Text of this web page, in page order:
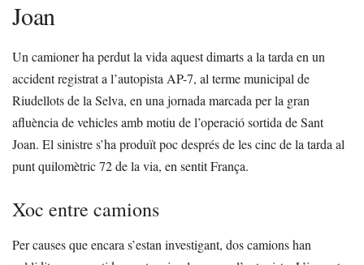
Joan
Un camioner ha perdut la vida aquest dimarts a la tarda en un
accident registrat a l’autopista AP-7, al terme municipal de
Riudellots de la Selva, en una jornada marcada per la gran
afluència de vehicles amb motiu de l’operació sortida de Sant
Joan. El sinistre s’ha produït poc després de les cinc de la tarda al
punt quilomètric 72 de la via, en sentit França.
Xoc entre camions
Per causes que encara s’estan investigant, dos camions han